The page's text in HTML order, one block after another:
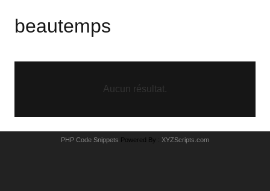
beautemps
Aucun résultat.
PHP Code Snippets Powered By : XYZScripts.com